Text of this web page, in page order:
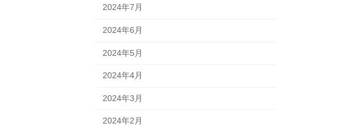
2024年7月
2024年6月
2024年5月
2024年4月
2024年3月
2024年2月